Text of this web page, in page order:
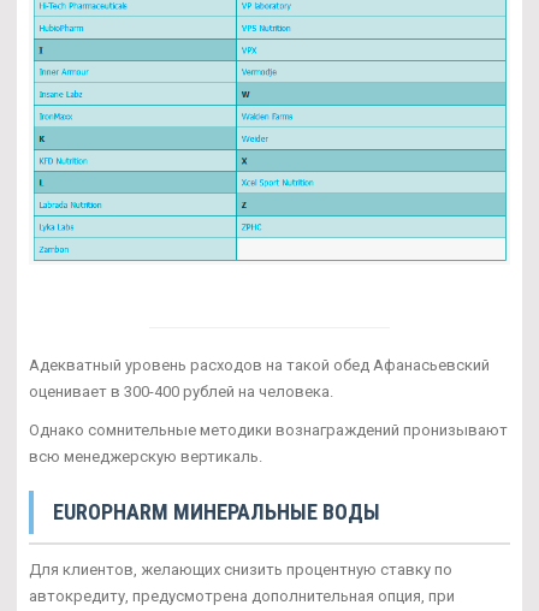
Адекватный уровень расходов на такой обед Афанасьевский
оценивает в 300-400 рублей на человека.
Однако сомнительные методики вознаграждений пронизывают
всю менеджерскую вертикаль.
EUROPHARM МИНЕРАЛЬНЫЕ ВОДЫ
Для клиентов, желающих снизить процентную ставку по
автокредиту, предусмотрена дополнительная опция, при